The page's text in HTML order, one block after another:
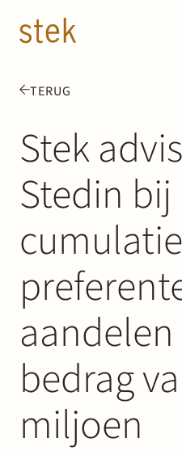
TERUG
Stek
Stedin
bedrag
miljoen
Mensen
Expertise
Over ons
Track record
News & Insights
Contact
Werken bij Stek